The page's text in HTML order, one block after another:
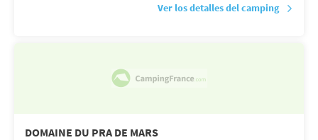
Ver los detalles del camping
DOMAINE DU PRA DE MARS